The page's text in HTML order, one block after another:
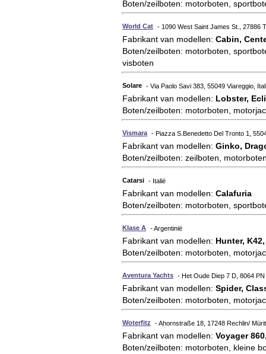
Boten/zeilboten: motorboten,
World Cat - 1090 West Saint James St., 27886
Fabrikant van modellen: Cabin,
Boten/zeilboten: motorboten,
visboten
Solare - Via Paolo Savi 383, 55049 Viareggio,
Fabrikant van modellen: Lobster,
Boten/zeilboten: motorboten,
Vismara - Piazza S.Benedetto Del Tronto 1,
Fabrikant van modellen: Ginko,
Boten/zeilboten: zeilboten,
Catarsi - Italië
Fabrikant van modellen: Calafuria
Boten/zeilboten: motorboten,
Klase A - Argentinië
Fabrikant van modellen: Hunter,
Boten/zeilboten: motorboten,
Aventura Yachts - Het Oude Diep 7 D, 8064
Fabrikant van modellen: Spider,
Boten/zeilboten: motorboten,
Woterfitz - Ahornstraße 18, 17248 Rechlin/
Fabrikant van modellen: Voyager
Boten/zeilboten: motorboten, kleine